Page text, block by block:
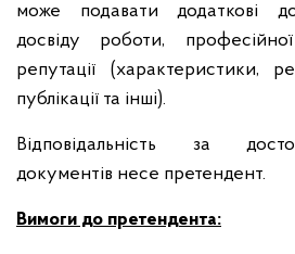
може подавати додаткові
досвіду роботи,
репутації (характеристики,
публікації та інші).
Відповідальність за
документів несе претендент.
Вимоги до претендента: